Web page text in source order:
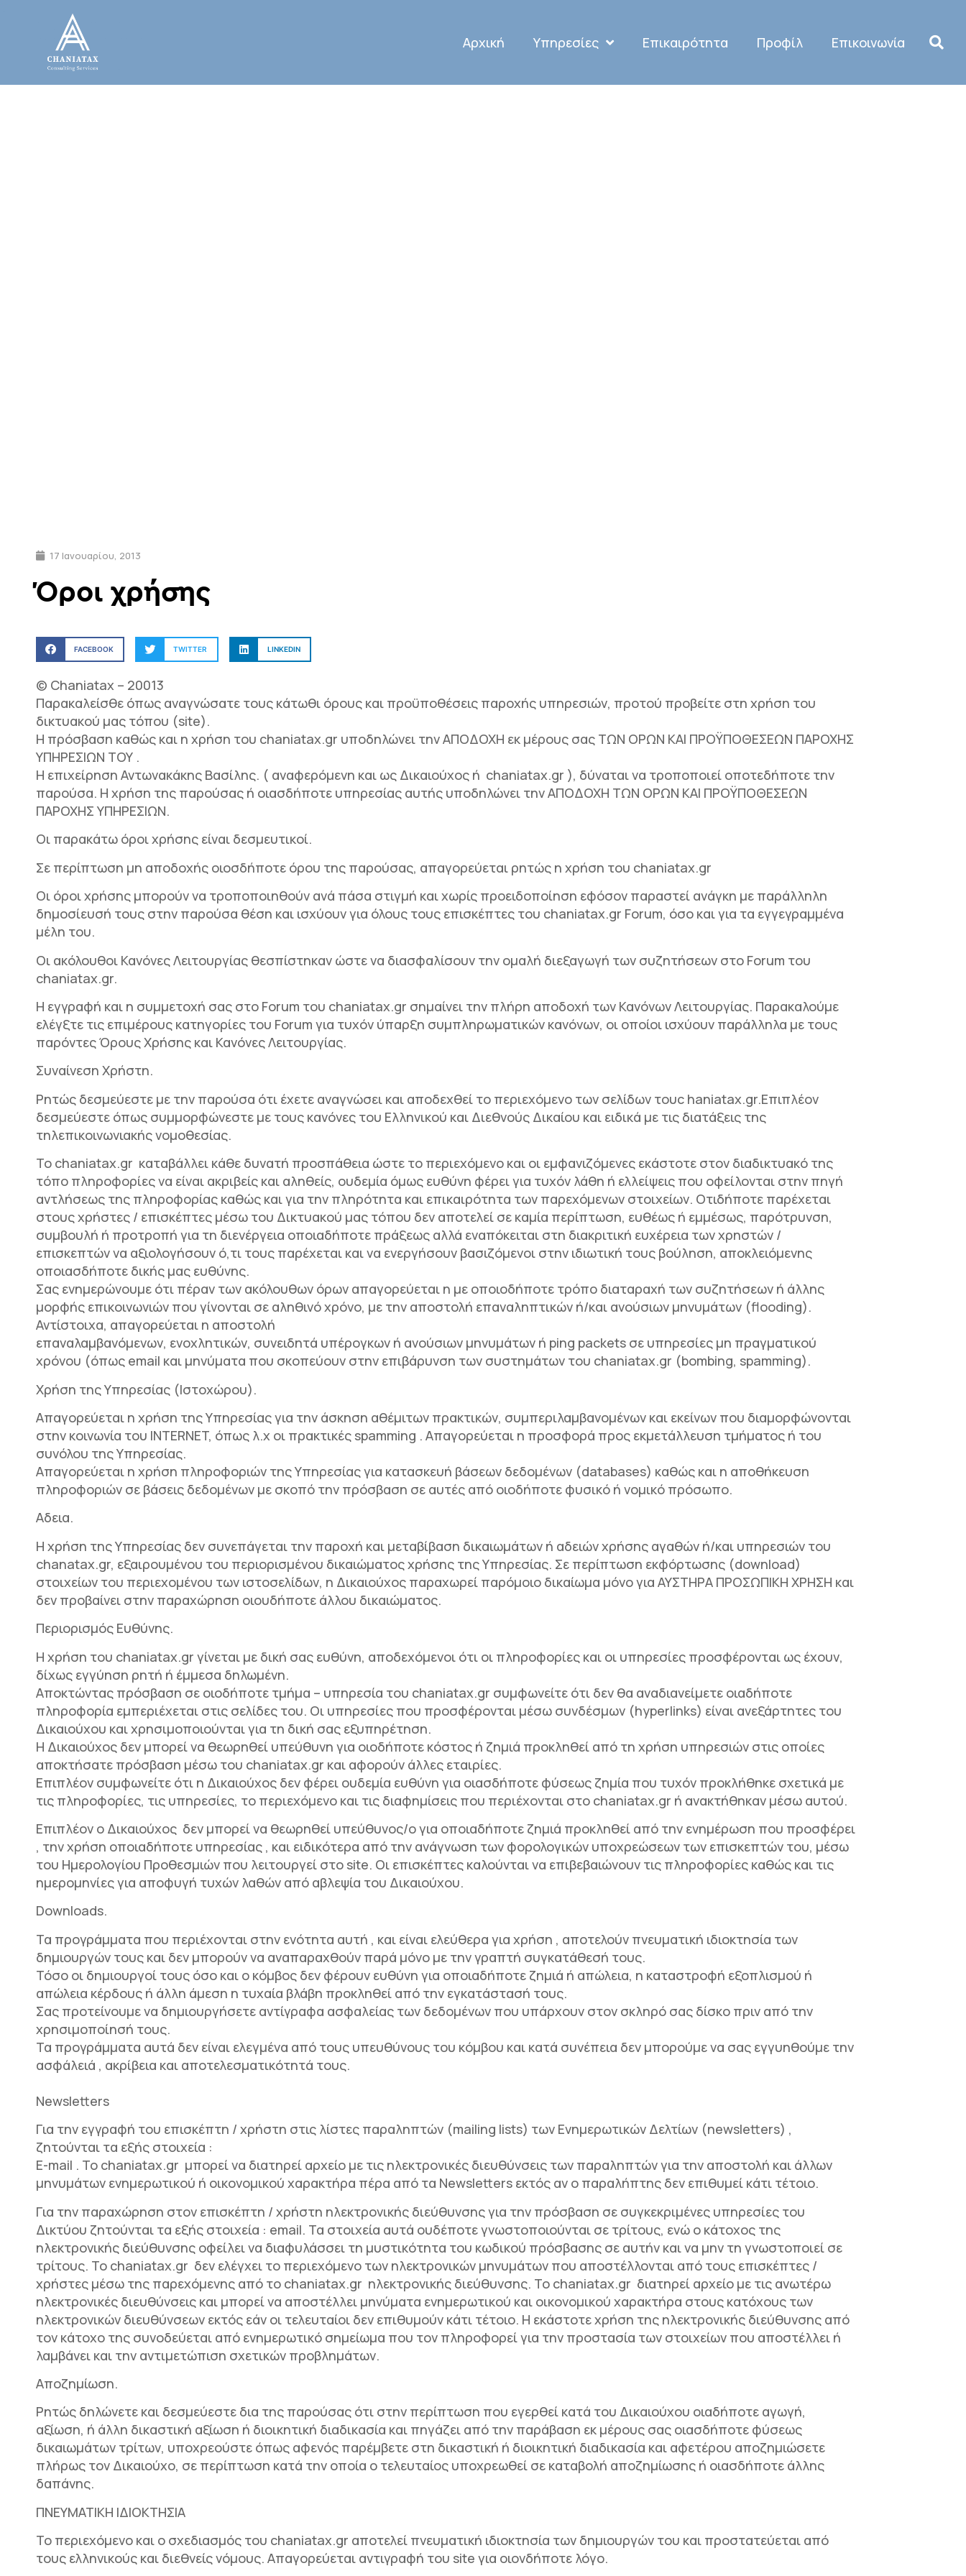
Αρχική Υπηρεσίες Επικαιρότητα Προφίλ Επικοινωνία
17 Ιανουαρίου, 2013
Όροι χρήσης
FACEBOOK TWITTER LINKEDIN
© Chaniatax – 20013
Παρακαλείσθε όπως αναγνώσατε τους κάτωθι όρους και προϋποθέσεις παροχής υπηρεσιών, προτού προβείτε στη χρήση του
δικτυακού μας τόπου (site).
Η πρόσβαση καθώς και η χρήση του chaniatax.gr υποδηλώνει την ΑΠΟΔΟΧΗ εκ μέρους σας ΤΩΝ ΟΡΩΝ ΚΑΙ ΠΡΟΫΠΟΘΕΣΕΩΝ ΠΑΡΟΧΗΣ
ΥΠΗΡΕΣΙΩΝ ΤΟΥ .
Η επιχείρηση Αντωνακάκης Βασίλης. ( αναφερόμενη και ως Δικαιούχος ή chaniatax.gr ), δύναται να τροποποιεί οποτεδήποτε την
παρούσα. Η χρήση της παρούσας ή οιασδήποτε υπηρεσίας αυτής υποδηλώνει την ΑΠΟΔΟΧΗ ΤΩΝ ΟΡΩΝ ΚΑΙ ΠΡΟΫΠΟΘΕΣΕΩΝ
ΠΑΡΟΧΗΣ ΥΠΗΡΕΣΙΩΝ.
Οι παρακάτω όροι χρήσης είναι δεσμευτικοί.
Σε περίπτωση μη αποδοχής οιοσδήποτε όρου της παρούσας, απαγορεύεται ρητώς η χρήση του chaniatax.gr
Οι όροι χρήσης μπορούν να τροποποιηθούν ανά πάσα στιγμή και χωρίς προειδοποίηση εφόσον παραστεί ανάγκη με παράλληλη
δημοσίευσή τους στην παρούσα θέση και ισχύουν για όλους τους επισκέπτες του chaniatax.gr Forum, όσο και για τα εγγεγραμμένα
μέλη του.
Οι ακόλουθοι Κανόνες Λειτουργίας θεσπίστηκαν ώστε να διασφαλίσουν την ομαλή διεξαγωγή των συζητήσεων στο Forum του
chaniatax.gr.
Η εγγραφή και η συμμετοχή σας στο Forum του chaniatax.gr σημαίνει την πλήρη αποδοχή των Κανόνων Λειτουργίας. Παρακαλούμε
ελέγξτε τις επιμέρους κατηγορίες του Forum για τυχόν ύπαρξη συμπληρωματικών κανόνων, οι οποίοι ισχύουν παράλληλα με τους
παρόντες Όρους Χρήσης και Κανόνες Λειτουργίας.
Συναίνεση Χρήστη.
Ρητώς δεσμεύεστε με την παρούσα ότι έχετε αναγνώσει και αποδεχθεί το περιεχόμενο των σελίδων τουc haniatax.gr.Επιπλέον
δεσμεύεστε όπως συμμορφώνεστε με τους κανόνες του Ελληνικού και Διεθνούς Δικαίου και ειδικά με τις διατάξεις της
τηλεπικοινωνιακής νομοθεσίας.
To chaniatax.gr καταβάλλει κάθε δυνατή προσπάθεια ώστε το περιεχόμενο και οι εμφανιζόμενες εκάστοτε στον διαδικτυακό της
τόπο πληροφορίες να είναι ακριβείς και αληθείς, ουδεμία όμως ευθύνη φέρει για τυχόν λάθη ή ελλείψεις που οφείλονται στην πηγή
αντλήσεως της πληροφορίας καθώς και για την πληρότητα και επικαιρότητα των παρεχόμενων στοιχείων. Οτιδήποτε παρέχεται
στους χρήστες / επισκέπτες μέσω του Δικτυακού μας τόπου δεν αποτελεί σε καμία περίπτωση, ευθέως ή εμμέσως, παρότρυνση,
συμβουλή ή προτροπή για τη διενέργεια οποιαδήποτε πράξεως αλλά εναπόκειται στη διακριτική ευχέρεια των χρηστών /
επισκεπτών να αξιολογήσουν ό,τι τους παρέχεται και να ενεργήσουν βασιζόμενοι στην ιδιωτική τους βούληση, αποκλειόμενης
οποιασδήποτε δικής μας ευθύνης.
Σας ενημερώνουμε ότι πέραν των ακόλουθων όρων απαγορεύεται η με οποιοδήποτε τρόπο διαταραχή των συζητήσεων ή άλλης
μορφής επικοινωνιών που γίνονται σε αληθινό χρόνο, με την αποστολή επαναληπτικών ή/και ανούσιων μηνυμάτων (flooding).
Αντίστοιχα, απαγορεύεται η αποστολή
επαναλαμβανόμενων, ενοχλητικών, συνειδητά υπέρογκων ή ανούσιων μηνυμάτων ή ping packets σε υπηρεσίες μη πραγματικού
χρόνου (όπως email και μηνύματα που σκοπεύουν στην επιβάρυνση των συστημάτων του chaniatax.gr (bombing, spamming).
Χρήση της Υπηρεσίας (Ιστοχώρου).
Απαγορεύεται η χρήση της Υπηρεσίας για την άσκηση αθέμιτων πρακτικών, συμπεριλαμβανομένων και εκείνων που διαμορφώνονται
στην κοινωνία του INTERNET, όπως λ.χ οι πρακτικές spamming . Απαγορεύεται η προσφορά προς εκμετάλλευση τμήματος ή του
συνόλου της Υπηρεσίας.
Απαγορεύεται η χρήση πληροφοριών της Υπηρεσίας για κατασκευή βάσεων δεδομένων (databases) καθώς και η αποθήκευση
πληροφοριών σε βάσεις δεδομένων με σκοπό την πρόσβαση σε αυτές από οιοδήποτε φυσικό ή νομικό πρόσωπο.
Aδεια.
H χρήση της Υπηρεσίας δεν συνεπάγεται την παροχή και μεταβίβαση δικαιωμάτων ή αδειών χρήσης αγαθών ή/και υπηρεσιών του
chanatax.gr, εξαιρουμένου του περιορισμένου δικαιώματος χρήσης της Υπηρεσίας. Σε περίπτωση εκφόρτωσης (download)
στοιχείων του περιεχομένου των ιστοσελίδων, η Δικαιούχος παραχωρεί παρόμοιο δικαίωμα μόνο για ΑΥΣΤΗΡΑ ΠΡΟΣΩΠΙΚΗ ΧΡΗΣΗ και
δεν προβαίνει στην παραχώρηση οιουδήποτε άλλου δικαιώματος.
Περιορισμός Ευθύνης.
Η χρήση του chaniatax.gr γίνεται με δική σας ευθύνη, αποδεχόμενοι ότι οι πληροφορίες και οι υπηρεσίες προσφέρονται ως έχουν,
δίχως εγγύηση ρητή ή έμμεσα δηλωμένη.
Αποκτώντας πρόσβαση σε οιοδήποτε τμήμα – υπηρεσία του chaniatax.gr συμφωνείτε ότι δεν θα αναδιανείμετε οιαδήποτε
πληροφορία εμπεριέχεται στις σελίδες του. Οι υπηρεσίες που προσφέρονται μέσω συνδέσμων (hyperlinks) είναι ανεξάρτητες του
Δικαιούχου και χρησιμοποιούνται για τη δική σας εξυπηρέτηση.
Η Δικαιούχος δεν μπορεί να θεωρηθεί υπεύθυνη για οιοδήποτε κόστος ή ζημιά προκληθεί από τη χρήση υπηρεσιών στις οποίες
αποκτήσατε πρόσβαση μέσω του chaniatax.gr και αφορούν άλλες εταιρίες.
Επιπλέον συμφωνείτε ότι η Δικαιούχος δεν φέρει ουδεμία ευθύνη για οιασδήποτε φύσεως ζημία που τυχόν προκλήθηκε σχετικά με
τις πληροφορίες, τις υπηρεσίες, το περιεχόμενο και τις διαφημίσεις που περιέχονται στο chaniatax.gr ή ανακτήθηκαν μέσω αυτού.
Επιπλέον ο Δικαιούχος δεν μπορεί να θεωρηθεί υπεύθυνος/ο για οποιαδήποτε ζημιά προκληθεί από την ενημέρωση που προσφέρει
, την χρήση οποιαδήποτε υπηρεσίας , και ειδικότερα από την ανάγνωση των φορολογικών υποχρεώσεων των επισκεπτών του, μέσω
του Ημερολογίου Προθεσμιών που λειτουργεί στο site. Οι επισκέπτες καλούνται να επιβεβαιώνουν τις πληροφορίες καθώς και τις
ημερομηνίες για αποφυγή τυχών λαθών από αβλεψία του Δικαιούχου.
Downloads.
Τα προγράμματα που περιέχονται στην ενότητα αυτή , και είναι ελεύθερα για χρήση , αποτελούν πνευματική ιδιοκτησία των
δημιουργών τους και δεν μπορούν να αναπαραχθούν παρά μόνο με την γραπτή συγκατάθεσή τους.
Τόσο οι δημιουργοί τους όσο και ο κόμβος δεν φέρουν ευθύνη για οποιαδήποτε ζημιά ή απώλεια, η καταστροφή εξοπλισμού ή
απώλεια κέρδους ή άλλη άμεση η τυχαία βλάβη προκληθεί από την εγκατάστασή τους.
Σας προτείνουμε να δημιουργήσετε αντίγραφα ασφαλείας των δεδομένων που υπάρχουν στον σκληρό σας δίσκο πριν από την
χρησιμοποίησή τους.
Τα προγράμματα αυτά δεν είναι ελεγμένα από τους υπευθύνους του κόμβου και κατά συνέπεια δεν μπορούμε να σας εγγυηθούμε την
ασφάλειά , ακρίβεια και αποτελεσματικότητά τους.
Newsletters
Για την εγγραφή του επισκέπτη / χρήστη στις λίστες παραληπτών (mailing lists) των Ενημερωτικών Δελτίων (newsletters) ,
ζητούνται τα εξής στοιχεία :
E-mail . Το chaniatax.gr μπορεί να διατηρεί αρχείο με τις ηλεκτρονικές διευθύνσεις των παραληπτών για την αποστολή και άλλων
μηνυμάτων ενημερωτικού ή οικονομικού χαρακτήρα πέρα από τα Newsletters εκτός αν ο παραλήπτης δεν επιθυμεί κάτι τέτοιο.
Για την παραχώρηση στον επισκέπτη / χρήστη ηλεκτρονικής διεύθυνσης για την πρόσβαση σε συγκεκριμένες υπηρεσίες του
Δικτύου ζητούνται τα εξής στοιχεία : email. Τα στοιχεία αυτά ουδέποτε γνωστοποιούνται σε τρίτους, ενώ ο κάτοχος της
ηλεκτρονικής διεύθυνσης οφείλει να διαφυλάσσει τη μυστικότητα του κωδικού πρόσβασης σε αυτήν και να μην τη γνωστοποιεί σε
τρίτους. Το chaniatax.gr δεν ελέγχει το περιεχόμενο των ηλεκτρονικών μηνυμάτων που αποστέλλονται από τους επισκέπτες /
χρήστες μέσω της παρεχόμενης από το chaniatax.gr ηλεκτρονικής διεύθυνσης. Το chaniatax.gr διατηρεί αρχείο με τις ανωτέρω
ηλεκτρονικές διευθύνσεις και μπορεί να αποστέλλει μηνύματα ενημερωτικού και οικονομικού χαρακτήρα στους κατόχους των
ηλεκτρονικών διευθύνσεων εκτός εάν οι τελευταίοι δεν επιθυμούν κάτι τέτοιο. Η εκάστοτε χρήση της ηλεκτρονικής διεύθυνσης από
τον κάτοχο της συνοδεύεται από ενημερωτικό σημείωμα που τον πληροφορεί για την προστασία των στοιχείων που αποστέλλει ή
λαμβάνει και την αντιμετώπιση σχετικών προβλημάτων.
Αποζημίωση.
Ρητώς δηλώνετε και δεσμεύεστε δια της παρούσας ότι στην περίπτωση που εγερθεί κατά του Δικαιούχου οιαδήποτε αγωγή,
αξίωση, ή άλλη δικαστική αξίωση ή διοικητική διαδικασία και πηγάζει από την παράβαση εκ μέρους σας οιασδήποτε φύσεως
δικαιωμάτων τρίτων, υποχρεούστε όπως αφενός παρέμβετε στη δικαστική ή διοικητική διαδικασία και αφετέρου αποζημιώσετε
πλήρως τον Δικαιούχο, σε περίπτωση κατά την οποία ο τελευταίος υποχρεωθεί σε καταβολή αποζημίωσης ή οιασδήποτε άλλης
δαπάνης.
ΠΝΕΥΜΑΤΙΚΗ ΙΔΙΟΚΤΗΣΙΑ
Το περιεχόμενο και ο σχεδιασμός του chaniatax.gr αποτελεί πνευματική ιδιοκτησία των δημιουργών του και προστατεύεται από
τους ελληνικούς και διεθνείς νόμους. Απαγορεύεται αντιγραφή του site για οιονδήποτε λόγο.